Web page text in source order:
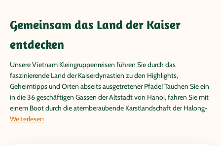
Gemeinsam das Land der Kaiser
entdecken
Unsere Vietnam Kleingruppenreisen führen Sie durch das
faszinierende Land der Kaiserdynastien zu den Highlights,
Geheimtipps und Orten abseits ausgetretener Pfade! Tauchen Sie ein
in die 36 geschäftigen Gassen der Altstadt von Hanoi, fahren Sie mit
einem Boot durch die atemberaubende Karstlandschaft der Halong-
Bucht, wandern Sie durch die leuchtend grünen Reisterrassen im
Weiterlesen